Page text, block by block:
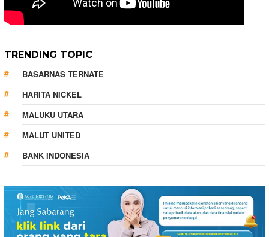
TRENDING TOPIC
BASARNAS TERNATE
HARITA NICKEL
MALUKU UTARA
MALUT UNITED
BANK INDONESIA